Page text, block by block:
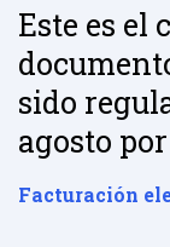
Este es el
sido
agosto
Facturación